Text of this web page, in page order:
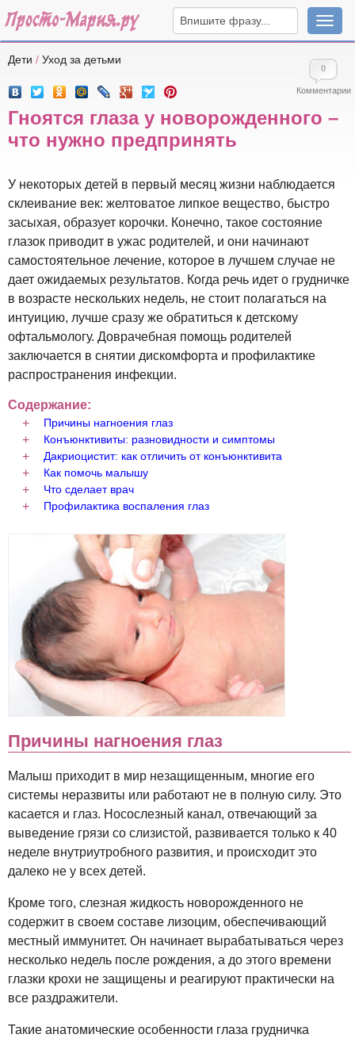
Дети / Уход за детьми
0
Комментарии
Гноятся глаза у новорожденного –
что нужно предпринять
У некоторых детей в первый месяц жизни наблюдается
склеивание век: желтоватое липкое вещество, быстро
засыхая, образует корочки. Конечно, такое состояние
глазок приводит в ужас родителей, и они начинают
самостоятельное лечение, которое в лучшем случае не
дает ожидаемых результатов. Когда речь идет о грудничке
в возрасте нескольких недель, не стоит полагаться на
интуицию, лучше сразу же обратиться к детскому
офтальмологу. Доврачебная помощь родителей
заключается в снятии дискомфорта и профилактике
распространения инфекции.
Содержание:
Причины нагноения глаз
Конъюнктивиты: разновидности и симптомы
Дакриоцистит: как отличить от конъюнктивита
Как помочь малышу
Что сделает врач
Профилактика воспаления глаз
Причины нагноения глаз
Малыш приходит в мир незащищенным, многие его
системы неразвиты или работают не в полную силу. Это
касается и глаз. Носослезный канал, отвечающий за
выведение грязи со слизистой, развивается только к 40
неделе внутриутробного развития, и происходит это
далеко не у всех детей.
Кроме того, слезная жидкость новорожденного не
содержит в своем составе лизоцим, обеспечивающий
местный иммунитет. Он начинает вырабатываться через
несколько недель после рождения, а до этого времени
глазки крохи не защищены и реагируют практически на
все раздражители.
Такие анатомические особенности глаза грудничка